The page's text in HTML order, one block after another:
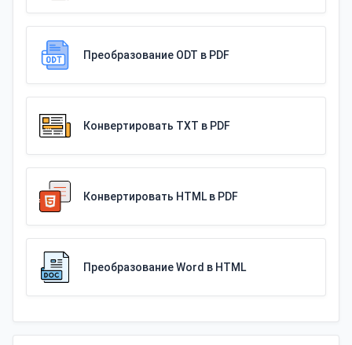
Преобразование ODT в PDF
Конвертировать TXT в PDF
Конвертировать HTML в PDF
Преобразование Word в HTML